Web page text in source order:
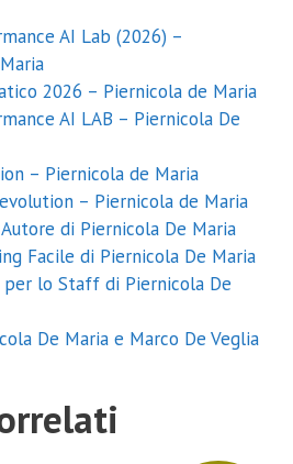
AI Lab (2026) –
2026 – Piernicola de Maria
AI LAB – Piernicola De
– Piernicola de Maria
– Piernicola de Maria
di Piernicola De Maria
Facile di Piernicola De Maria
per lo Staff di Piernicola De
De Maria e Marco De Veglia